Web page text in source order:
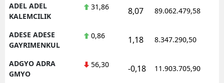
ADEL ADEL
KALEMCILIK
31,86 8,07 89.062.479,58
ADESE ADESE
GAYRIMENKUL
0,86 1,18 8.347.290,50
ADGYO ADRA
GMYO
56,30 -0,18 11.903.705,90